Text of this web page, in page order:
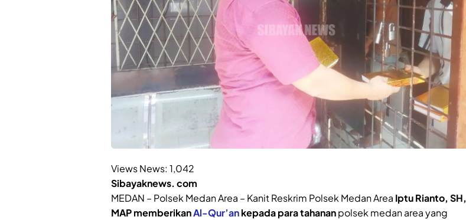
Views News: 1,042
Sibayaknews. com
MEDAN – Polsek Medan Area – Kanit Reskrim Polsek Medan Area Iptu Rianto, SH,
MAP memberikanAl-Qur’ankepada para tahananpolsek medan area yang